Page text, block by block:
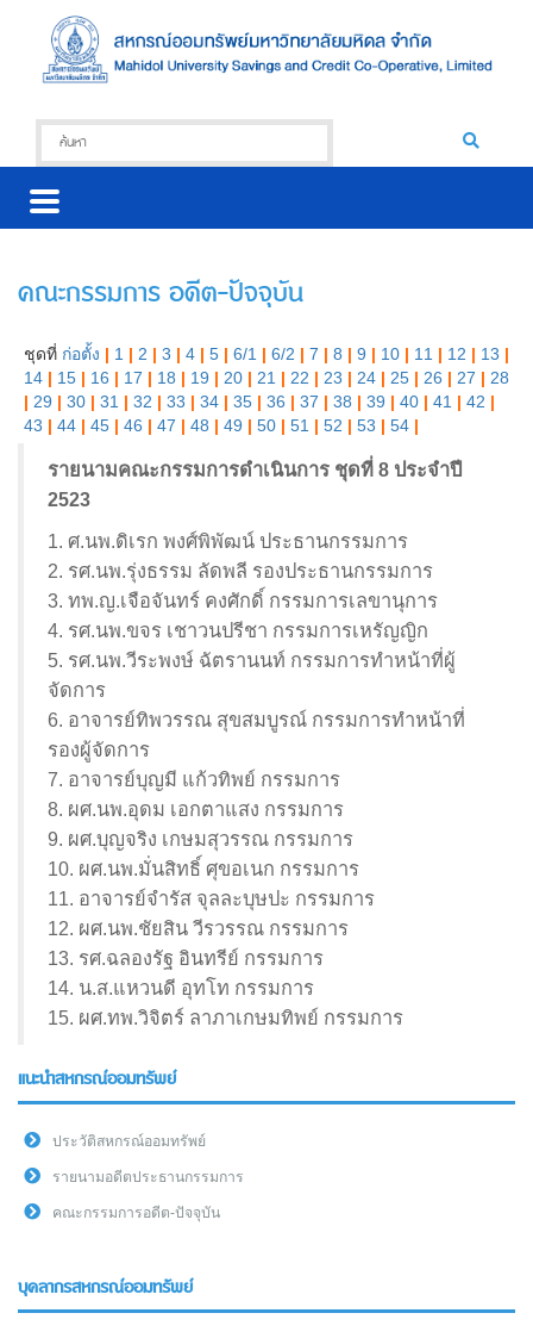
คณะกรรมการ อดีต-ปัจจุบัน
ชุดที่ ก่อตั้ง | 1 | 2 | 3 | 4 | 5 | 6/1 | 6/2 | 7 | 8 | 9 | 10 | 11 | 12 | 13 |
14 | 15 | 16 | 17 | 18 | 19 | 20 | 21 | 22 | 23 | 24 | 25 | 26 | 27 | 28
| 29 | 30 | 31 | 32 | 33 | 34 | 35 | 36 | 37 | 38 | 39 | 40 | 41 | 42 |
43 | 44 | 45 | 46 | 47 | 48 | 49 | 50 | 51 | 52 | 53 | 54 |
รายนามคณะกรรมการดำเนินการ ชุดที่ 8 ประจำปี
2523
1. ศ.นพ.ดิเรก พงศ์พิพัฒน์ ประธานกรรมการ
2. รศ.นพ.รุ่งธรรม ลัดพลี รองประธานกรรมการ
3. ทพ.ญ.เจือจันทร์ คงศักดิ์ กรรมการเลขานุการ
4. รศ.นพ.ขจร เชาวนปรีชา กรรมการเหรัญญิก
5. รศ.นพ.วีระพงษ์ ฉัตรานนท์ กรรมการทำหน้าที่ผู้
จัดการ
6. อาจารย์ทิพวรรณ สุขสมบูรณ์ กรรมการทำหน้าที่
รองผู้จัดการ
7. อาจารย์บุญมี แก้วทิพย์ กรรมการ
8. ผศ.นพ.อุดม เอกตาแสง กรรมการ
9. ผศ.บุญจริง เกษมสุวรรณ กรรมการ
10. ผศ.นพ.มั่นสิทธิ์ ศุขอเนก กรรมการ
11. อาจารย์จำรัส จุลละบุษปะ กรรมการ
12. ผศ.นพ.ชัยสิน วีรวรรณ กรรมการ
13. รศ.ฉลองรัฐ อินทรีย์ กรรมการ
14. น.ส.แหวนดี อุทโท กรรมการ
15. ผศ.ทพ.วิจิตร์ ลาภาเกษมทิพย์ กรรมการ
แนะนำสหกรณ์ออมทรัพย์
ประวัติสหกรณ์ออมทรัพย์
รายนามอดีตประธานกรรมการ
คณะกรรมการอดีต-ปัจจุบัน
บุคลากรสหกรณ์ออมทรัพย์